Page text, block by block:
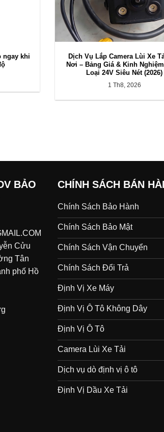
ngay khi
Dịch Vụ Lắp Camera Lùi Xe
Nơi – Bảng Giá & Kinh
Loại 24V Siêu Nét (2026)
1 Th8, 2026
BẢO
Cửu
Tân
phố Hồ
CHÍNH SÁCH BÁN
Chính Sách Bảo Hành
Chính Sách Bảo Mật
Chính Sách Vận Chuyển
Chính Sách Đổi Trả
Định Vị Xe Máy
Định Vị Ô Tô Không Dây
Định Vị Ô Tô
Camera Lùi Xe Tải
Dịch vụ dò định vị ô tô
Định Vị Dầu Xe Tải